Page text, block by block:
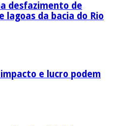
desfazimento de
lagoas da bacia do Rio
e lucro podem